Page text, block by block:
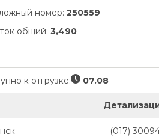
номер: 250559
общий: 3,490
к отгрузке: 07.08
(017)